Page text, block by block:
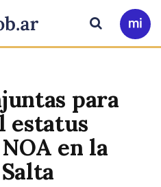
Ir
a
Buscar
para
estatus
en la